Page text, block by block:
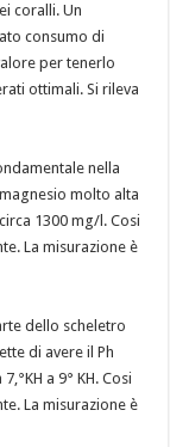
coralli. Un
consumo di
per tenerlo
ottimali. Si rileva
nella
molto alta
1300 mg/l. Cosi
La misurazione è
dello scheletro
di avere il Ph
a 9° KH. Cosi
La misurazione è